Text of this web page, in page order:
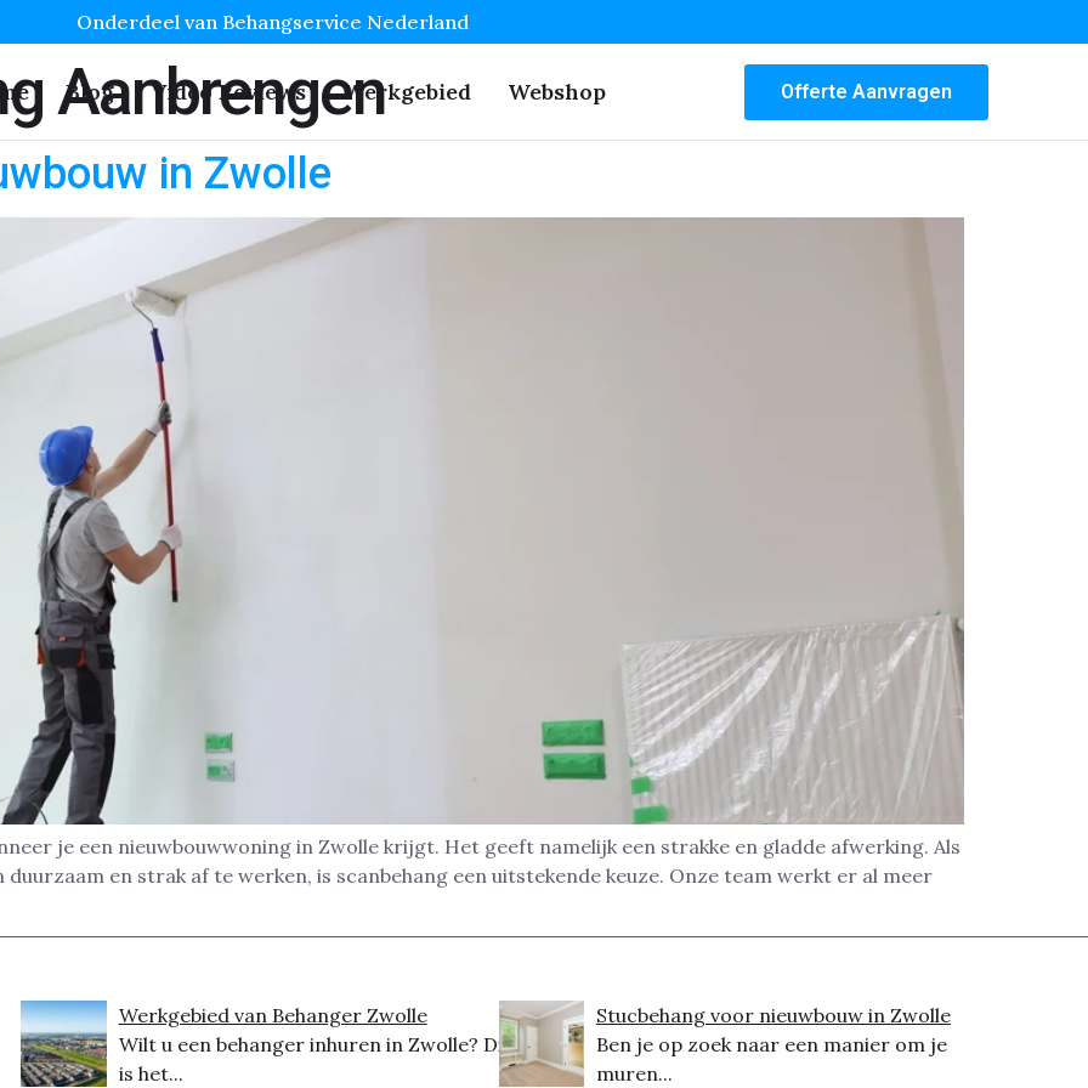
Onderdeel van Behangservice Nederland
Blog Video Reviews Werkgebied Webshop Offerte Aanvragen
Aanbrengen
in Zwolle
je een nieuwbouwwoning in Zwolle krijgt. Het geeft namelijk een strakke en gladde afwerking. Als
en strak af te werken, is scanbehang een uitstekende keuze. Onze team werkt er al meer
Werkgebied van Behanger Zwolle
Wilt u een behanger inhuren in Zwolle? Dit
is het...
Stucbehang voor nieuwbouw in Zwolle
Ben je op zoek naar een manier om je
muren...